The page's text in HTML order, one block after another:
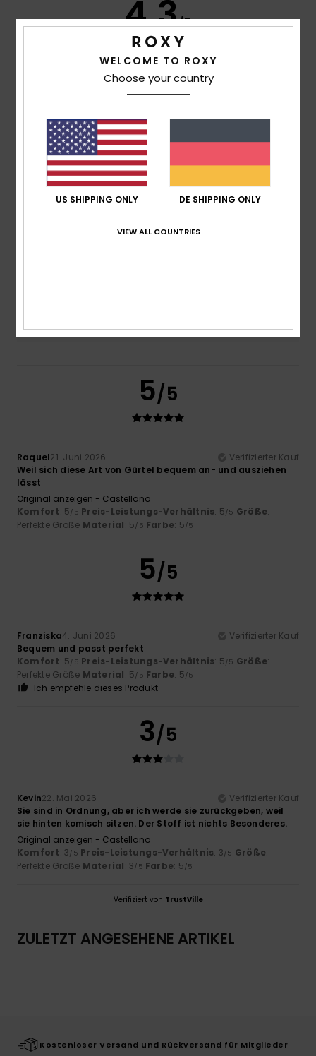
4.3/5
basierend auf3 verifizierten Bewertungen
2026
Komfort
Preis-Leistungs-Verhältnis
5/5
Raquel21. Juni 2026
Verifizierter Kauf
Weil sich diese Art von Gürtel bequem an- und ausziehen
lässt
Original anzeigen - Castellano
Komfort: 5/5 Preis-Leistungs-Verhältnis: 5/5 Größe:
Perfekte Größe Material: 5/5 Farbe: 5/5
5/5
Franziska4. Juni 2026
Verifizierter Kauf
Bequem und passt perfekt
Komfort: 5/5 Preis-Leistungs-Verhältnis: 5/5 Größe:
Perfekte Größe Material: 5/5 Farbe: 5/5
Ich empfehle dieses Produkt
3/5
Kevin22. Mai 2026
Verifizierter Kauf
Sie sind in Ordnung, aber ich werde sie zurückgeben, weil
sie hinten komisch sitzen. Der Stoff ist nichts Besonderes.
Original anzeigen - Castellano
Komfort: 3/5 Preis-Leistungs-Verhältnis: 3/5 Größe:
Perfekte Größe Material: 3/5 Farbe: 5/5
Verifiziert von TrustVille
ZULETZT ANGESEHENE ARTIKEL
Kostenloser Versand und Rückversand für Mitglieder
WELCOME TO ROXY
Choose your country
US SHIPPING ONLY DE SHIPPING ONLY
VIEW ALL COUNTRIES